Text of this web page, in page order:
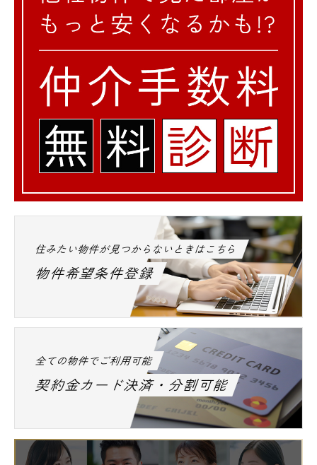
住みたい物件が見つからないときはこちら
物件希望条件登録
全ての物件でご利用可能
契約金カード決済・分割可能